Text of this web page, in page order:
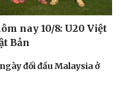
nay 10/8: U20 Việt
Bản
đối đầu Malaysia ở